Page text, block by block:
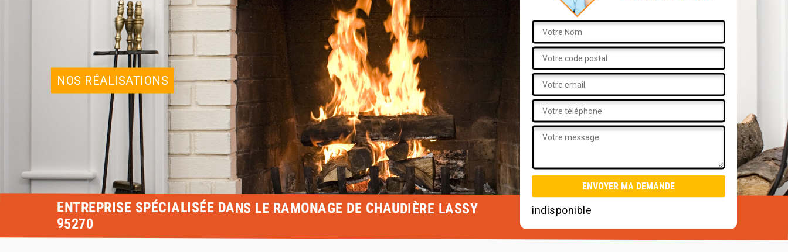
NOS RÉALISATIONS
indisponible
ENTREPRISE SPÉCIALISÉE DANS LE RAMONAGE DE CHAUDIÈRE LASSY
95270